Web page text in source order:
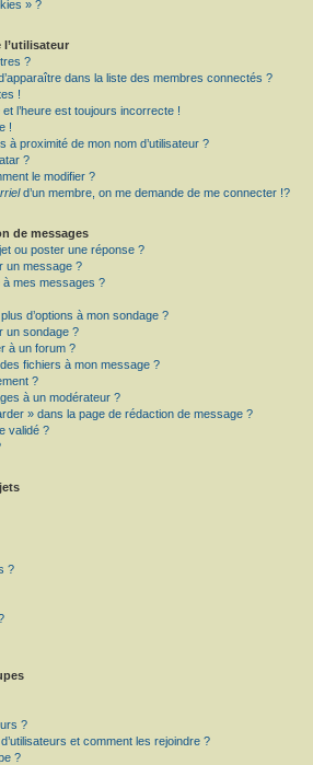
» ?
l’utilisateur
?
dans la liste des membres connectés ?
!
l’heure est toujours incorrecte !
!
à proximité de mon nom d’utilisateur ?
?
le modifier ?
d’un membre, on me demande de me connecter !?
de messages
ou poster une réponse ?
un message ?
à mes messages ?
d’options à mon sondage ?
un sondage ?
à un forum ?
fichiers à mon message ?
?
à un modérateur ?
» dans la page de rédaction de message ?
validé ?
?
?
et comment les rejoindre ?
?